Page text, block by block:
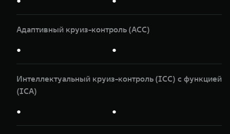
Адаптивный круиз-контроль (ACC)
● ●
Интеллектуальный круиз-контроль (ICС) с функцией
(ICA)
● ●